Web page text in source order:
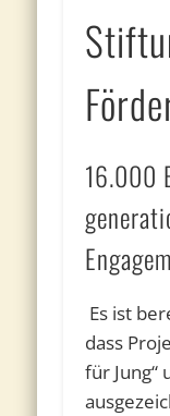
16.000
Es ist
dass
für Jung“